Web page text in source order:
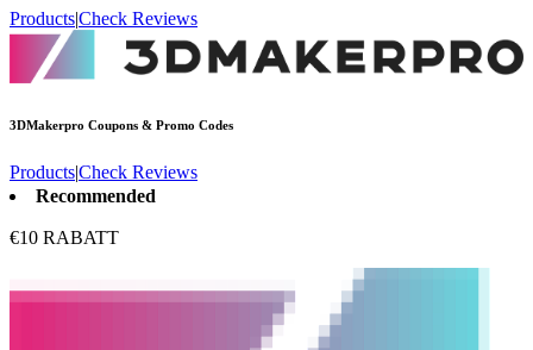
Products|Check Reviews
3DMakerpro Coupons & Promo Codes
Products|Check Reviews
Recommended
€10 RABATT